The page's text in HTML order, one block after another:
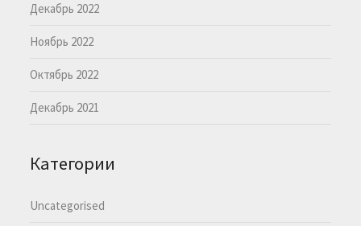
Декабрь 2022
Ноябрь 2022
Октябрь 2022
Декабрь 2021
Категории
Uncategorised